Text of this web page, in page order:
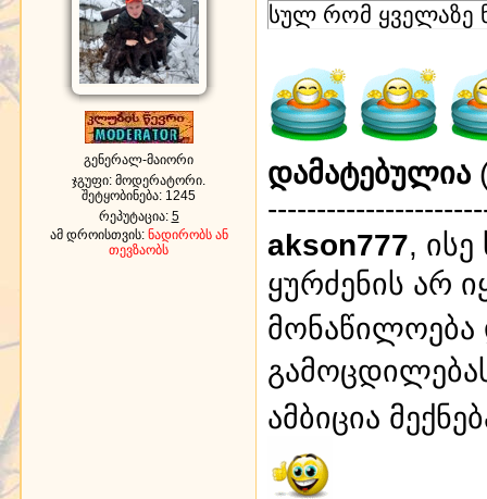
გენერალ-მაიორი
ჯგუფი: მოდერატორი.
შეტყობინება: 1245
რეპუტაცია: 5
ამ დროისთვის: ნადირობს ან
თევზაობს
სულ რომ ყველაზე
დამატებულია
akson777,
ყურძენის არ
ამბიცია